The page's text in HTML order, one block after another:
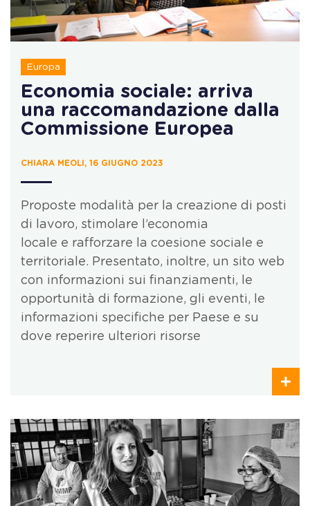
Europa
Economia sociale: arriva
una raccomandazione dalla
Commissione Europea
CHIARA MEOLI, 16 GIUGNO 2023
Proposte modalità per la creazione di posti
di lavoro, stimolare l’economia
locale e rafforzare la coesione sociale e
territoriale. Presentato, inoltre, un sito web
con informazioni sui finanziamenti, le
opportunità di formazione, gli eventi, le
informazioni specifiche per Paese e su
dove reperire ulteriori risorse